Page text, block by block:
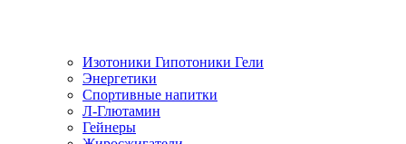
Изотоники Гипотоники Гели
Энергетики
Спортивные напитки
Л-Глютамин
Гейнеры